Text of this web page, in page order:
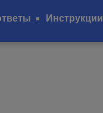
Инструкции